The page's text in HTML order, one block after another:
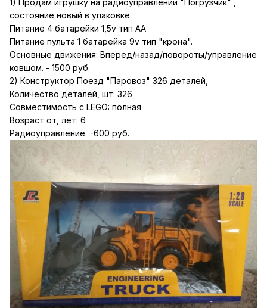
1) Продам игрушку на радиоуправлении "Погрузчик" ,
состояние новый в упаковке.
Питание 4 батарейки 1,5v тип AA
Питание пульта 1 батарейка 9v тип "крона".
Основные движения: Вперед/назад/повороты/управление
ковшом. - 1500 руб.
2) Конструктор Поезд "Паровоз" 326 деталей,
Количество деталей, шт: 326
Совместимость с LEGO: полная
Возраст от, лет: 6
Радиоуправление -600 руб.